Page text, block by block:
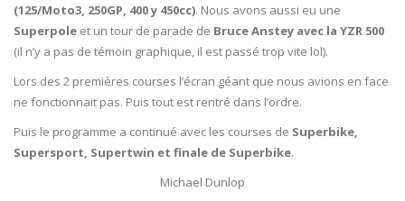
(125/Moto3, 250GP, 400 y 450cc). Nous avons aussi eu une
Superpole et un tour de parade de Bruce Anstey avec la YZR 500
(il n’y a pas de témoin graphique, il est passé trop vite lol).
Lors des 2 premières courses l’écran géant que nous avions en face
ne fonctionnait pas. Puis tout est rentré dans l’ordre.
Puis le programme a continué avec les courses de Superbike,
Supersport, Supertwin et finale de Superbike.
Michael Dunlop